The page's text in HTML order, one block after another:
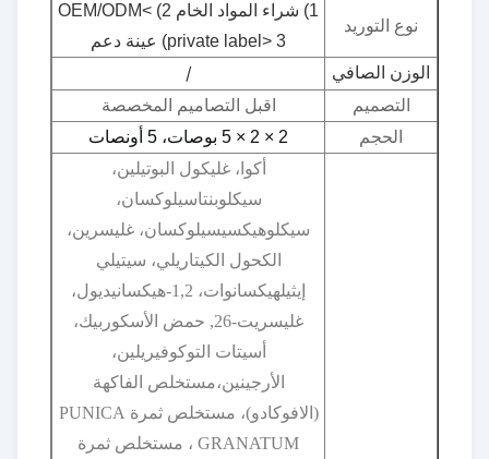
نوع التوريد
1) شراء المواد الخام 2) OEM/ODM<
private label> 3) عينة دعم
الوزن الصافي
/
التصميم
اقبل التصاميم المخصصة
الحجم
2 × 2 × 5 بوصات، 5 أونصات
أكوا، غليكول البوتيلين،
سيكلوبنتاسيلوكسان،
سيكلوهيكسيسيلوكسان، غليسرين،
الكحول الكيتاريلي، سيتيلي
إيثيلهيكسانوات، 1,2-هيكسانيديول،
غليسريت-26, حمض الأسكوربيك،
أسيتات التوكوفيريلين،
الأرجينين،مستخلص الفاكهة
(الافوكادو)، مستخلص ثمرة PUNICA
GRANATUM ، مستخلص ثمرة